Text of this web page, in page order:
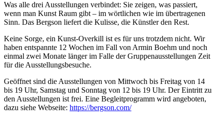
Was alle drei Ausstellungen verbindet: Sie zeigen, was passiert,
wenn man Kunst Raum gibt – im wörtlichen wie im übertragenen
Sinn. Das Bergson liefert die Kulisse, die Künstler den Rest.
Keine Sorge, ein Kunst-Overkill ist es für uns trotzdem nicht. Wir
haben entspannte 12 Wochen im Fall von Armin Boehm und noch
einmal zwei Monate länger im Falle der Gruppenausstellungen Zeit
für die Ausstellungsbesuche.
Geöffnet sind die Ausstellungen von Mittwoch bis Freitag von 14
bis 19 Uhr, Samstag und Sonntag von 12 bis 19 Uhr. Der Eintritt zu
den Ausstellungen ist frei. Eine Begleitprogramm wird angeboten,
dazu siehe Webseite: https://bergson.com/